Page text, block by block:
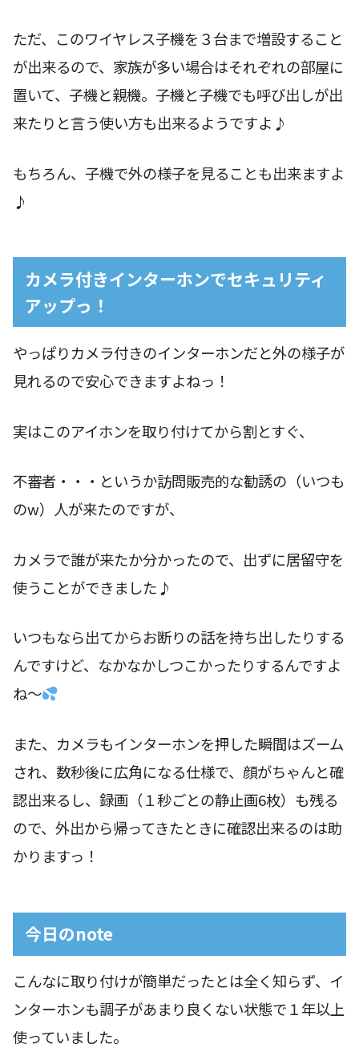
ただ、このワイヤレス子機を３台まで増設すること
が出来るので、家族が多い場合はそれぞれの部屋に
置いて、子機と親機。子機と子機でも呼び出しが出
来たりと言う使い方も出来るようですよ♪
もちろん、子機で外の様子を見ることも出来ますよ
♪
カメラ付きインターホンでセキュリティ
アップっ！
やっぱりカメラ付きのインターホンだと外の様子が
見れるので安心できますよねっ！
実はこのアイホンを取り付けてから割とすぐ、
不審者・・・というか訪問販売的な勧誘の（いつも
のw）人が来たのですが、
カメラで誰が来たか分かったので、出ずに居留守を
使うことができました♪
いつもなら出てからお断りの話を持ち出したりする
んですけど、なかなかしつこかったりするんですよ
ね〜
また、カメラもインターホンを押した瞬間はズーム
され、数秒後に広角になる仕様で、顔がちゃんと確
認出来るし、録画（１秒ごとの静止画6枚）も残る
ので、外出から帰ってきたときに確認出来るのは助
かりますっ！
今日のnote
こんなに取り付けが簡単だったとは全く知らず、イ
ンターホンも調子があまり良くない状態で１年以上
使っていました。